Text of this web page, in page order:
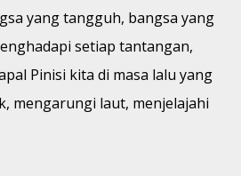
yang tangguh, bangsa yang
setiap tantangan,
Pinisi kita di masa lalu yang
mengarungi laut, menjelajahi